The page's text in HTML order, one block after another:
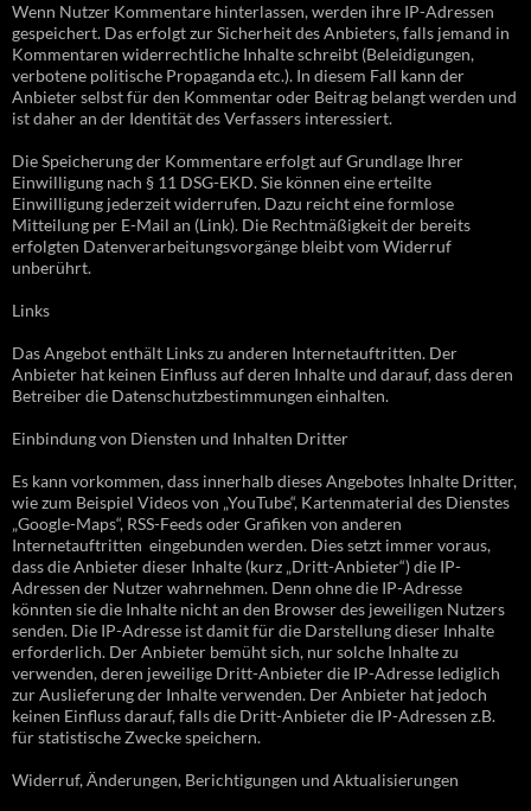
Wenn Nutzer Kommentare hinterlassen, werden ihre IP-Adressen
gespeichert. Das erfolgt zur Sicherheit des Anbieters, falls jemand in
Kommentaren widerrechtliche Inhalte schreibt (Beleidigungen,
verbotene politische Propaganda etc.). In diesem Fall kann der
Anbieter selbst für den Kommentar oder Beitrag belangt werden und
ist daher an der Identität des Verfassers interessiert.
Die Speicherung der Kommentare erfolgt auf Grundlage Ihrer
Einwilligung nach § 11 DSG-EKD. Sie können eine erteilte
Einwilligung jederzeit widerrufen. Dazu reicht eine formlose
Mitteilung per E-Mail an (Link). Die Rechtmäßigkeit der bereits
erfolgten Datenverarbeitungsvorgänge bleibt vom Widerruf
unberührt.
Links
Das Angebot enthält Links zu anderen Internetauftritten. Der
Anbieter hat keinen Einfluss auf deren Inhalte und darauf, dass deren
Betreiber die Datenschutzbestimmungen einhalten.
Einbindung von Diensten und Inhalten Dritter
Es kann vorkommen, dass innerhalb dieses Angebotes Inhalte Dritter,
wie zum Beispiel Videos von „YouTube“, Kartenmaterial des Dienstes
„Google-Maps“, RSS-Feeds oder Grafiken von anderen
Internetauftritten eingebunden werden. Dies setzt immer voraus,
dass die Anbieter dieser Inhalte (kurz „Dritt-Anbieter“) die IP-
Adressen der Nutzer wahrnehmen. Denn ohne die IP-Adresse
könnten sie die Inhalte nicht an den Browser des jeweiligen Nutzers
senden. Die IP-Adresse ist damit für die Darstellung dieser Inhalte
erforderlich. Der Anbieter bemüht sich, nur solche Inhalte zu
verwenden, deren jeweilige Dritt-Anbieter die IP-Adresse lediglich
zur Auslieferung der Inhalte verwenden. Der Anbieter hat jedoch
keinen Einfluss darauf, falls die Dritt-Anbieter die IP-Adressen z.B.
für statistische Zwecke speichern.
Widerruf, Änderungen, Berichtigungen und Aktualisierungen